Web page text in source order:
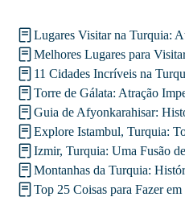
Lugares Visitar na Turquia:
Melhores Lugares para
11 Cidades Incríveis na
Torre de Gálata: Atração
Guia de Afyonkarahisar:
Explore Istambul, Turquia:
Izmir, Turquia: Uma Fusão
Montanhas da Turquia:
Top 25 Coisas para Fazer